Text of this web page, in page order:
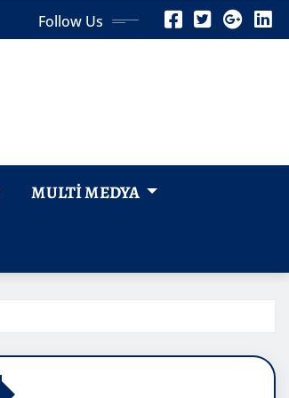
Follow Us
MULTI MEDYA